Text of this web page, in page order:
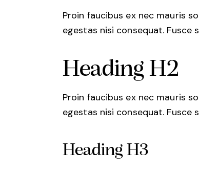
Proin faucibus ex nec mauris
egestas nisi consequat. Fusce
Heading H2
Proin faucibus ex nec mauris
egestas nisi consequat. Fusce
Heading H3